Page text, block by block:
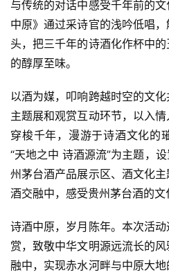
公
司
度
人
物
酒
观
活
动
登录
与传统的对话中感受千年前的
中原》通过采诗官的浅吟低唱
头，把三千年的诗酒化作杯中
的醇厚至味。
以酒为媒，叩响跨越时空的文
主题展和观赏互动环节，以入
穿梭千年，漫游于诗酒文化的
“天地之中 诗酒源流”为主题，
州茅台酒产品展示区、酒文化
酒交融中，感受贵州茅台酒的文
诗酒中原，岁月陈年。本次活
赏，致敬中华文明源远流长的
融中，实现赤水河畔与中原大